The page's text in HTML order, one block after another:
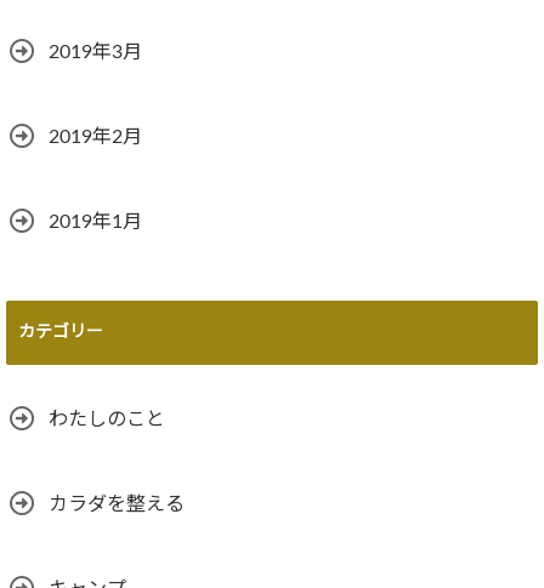
2019年3月
2019年2月
2019年1月
カテゴリー
わたしのこと
カラダを整える